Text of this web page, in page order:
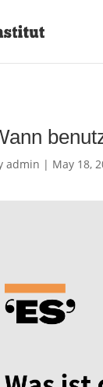
admin | May 18,